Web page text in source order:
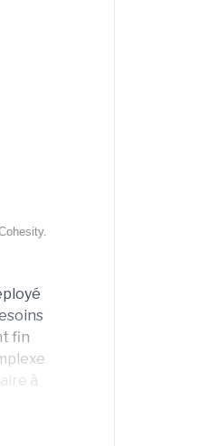
fin
à